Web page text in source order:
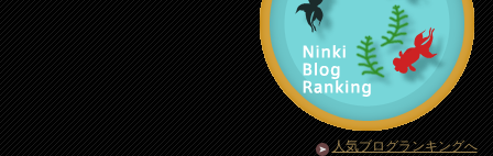
人気ブログランキングへ